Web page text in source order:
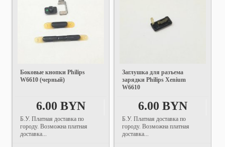
Боковые кнопки Philips
W6610 (черный)
6.00 BYN
Б.У. Платная доставка по
городу. Возможна платная
доставка...
Заглушка для разъема
зарядки Philips Xenium
W6610
6.00 BYN
Б.У. Платная доставка по
городу. Возможна платная
доставка...